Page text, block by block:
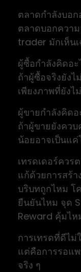
ตลาดกำลังบอก
ตลาดบอกควา
trader มักเห็น
ผู้ซื้อกำลังคิดอะ
ถ้าผู้ซื้อจริงยังไ
เพียงภาพที่ยัง
ผู้ขายกำลังคิดอ
ถ้าผู้ขายยังคว
น้อยอาจเป็นแ
เทรดเดอร์ควร
แก้ด้วยการสร้า
บริบทถูกไหม โ
ยืนยันไหม จุด
Reward คุ้มไห
การเทรดที่ดีไ
แต่คือการรอแ
จริง ๆ